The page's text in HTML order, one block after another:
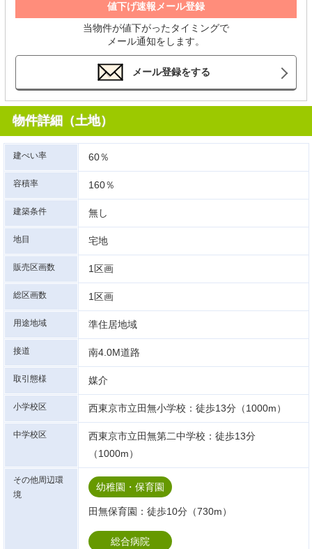
値下げ速報メール登録
当物件が値下がったタイミングで
メール通知をします。
メール登録をする
物件詳細（土地）
建ぺい率 60％
容積率 160％
建築条件 無し
地目 宅地
販売区画数 1区画
総区画数 1区画
用途地域 準住居地域
接道 南4.0M道路
取引態様 媒介
小学校区 西東京市立田無小学校：徒歩13分（1000m）
中学校区
西東京市立田無第二中学校：徒歩13分
（1000m）
その他周辺環
境
幼稚園・保育園
田無保育園：徒歩10分（730m）
総合病院